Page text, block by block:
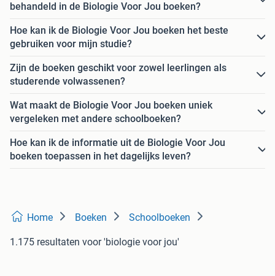
behandeld in de Biologie Voor Jou boeken?
Hoe kan ik de Biologie Voor Jou boeken het beste
gebruiken voor mijn studie?
Zijn de boeken geschikt voor zowel leerlingen als
studerende volwassenen?
Wat maakt de Biologie Voor Jou boeken uniek
vergeleken met andere schoolboeken?
Hoe kan ik de informatie uit de Biologie Voor Jou
boeken toepassen in het dagelijks leven?
Home Boeken Schoolboeken
1.175 resultaten voor 'biologie voor jou'